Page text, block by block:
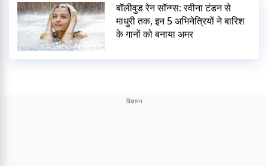
बॉलीवुड रेन सॉन्ग्स: रवीना टंडन से
माधुरी तक, इन 5 अभिनेत्रियों ने बारिश
के गानों को बनाया अमर